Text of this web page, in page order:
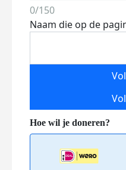
0/150
Naam die op de